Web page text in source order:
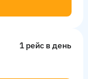
1 рейс в день